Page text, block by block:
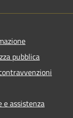
pubblica
e assistenza